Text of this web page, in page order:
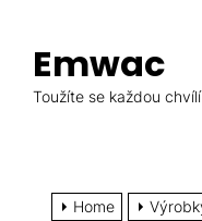
content
Emwac
Toužíte se každou
Home